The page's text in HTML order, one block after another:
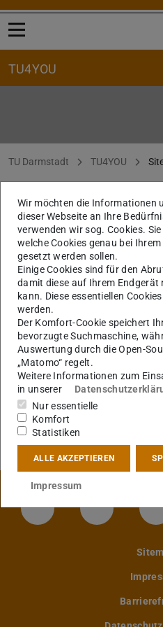
Menü öffnen
TU4YOU
Sie befinden sich hier:
TU Darmstadt TU4YOU
Sitemap
www.tu-darmstadt.de/
TU4YOU
Übersicht
News
FAQ für Buchende
FAQ für Kursanbieter
Kurse & Workshops
Beratung & Orientierung
LinkedIn-Seite der
Wir möchten die Informationen
dieser Webseite an Ihre
verwenden wir sog. Cookies.
welche Cookies genau bei
gesetzt werden sollen.
Einige Cookies sind für den
damit diese auf Ihrem Endgerät
kann. Diese essentiellen
werden.
Der Komfort-Cookie speichert
bevorzugte Suchmaschine,
Auswertung durch die Open-
„Matomo“ regelt.
Weitere Informationen zum
in unserer
Nur essentielle
Komfort
Statistiken
ALLE AKZEPTIEREN
Impressum